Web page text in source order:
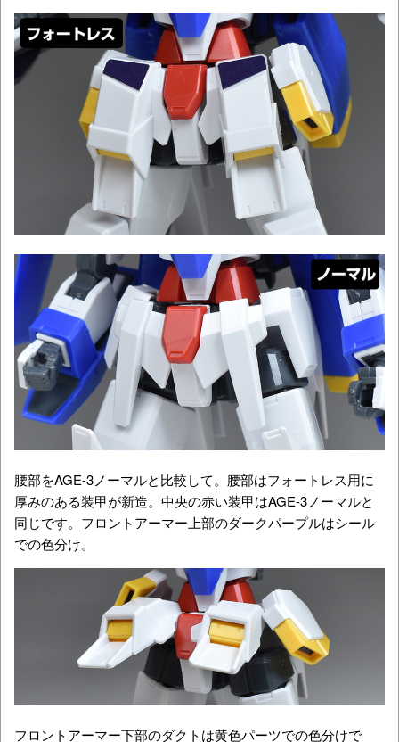
腰部をAGE-3ノーマルと比較して。腰部はフォートレス用に
厚みのある装甲が新造。中央の赤い装甲はAGE-3ノーマルと
同じです。フロントアーマー上部のダークパープルはシール
での色分け。
フロントアーマー下部のダクトは黄色パーツでの色分けで